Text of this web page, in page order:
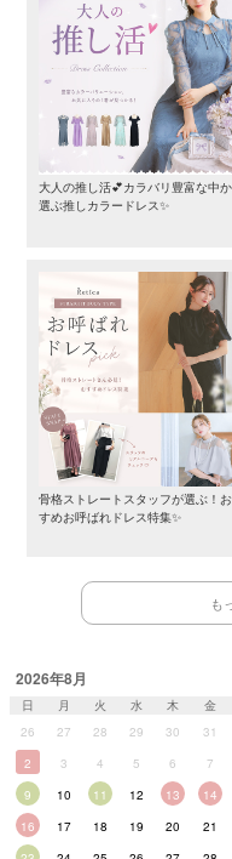
大人の推し活💕カラバリ豊富な中
選ぶ推しカラードレス✨
骨格ストレートスタッフが選ぶ！
すめお呼ばれドレス特集✨
も
2026年8月
日 月 火 水 木 金
26
27 28 29 30 31
2
3 4 5 6 7
9
10 11 12 13 14
16
17 18 19 20 21